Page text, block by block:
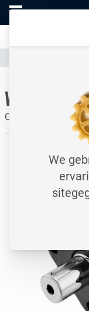
Transparante
White
OMS 100 / 100 cc/
We